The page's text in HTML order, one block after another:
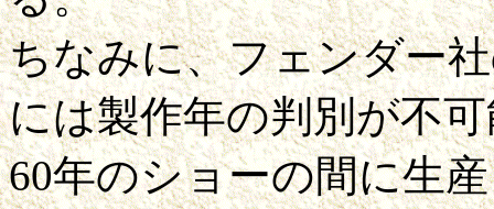
ちなみに、フェンダー
には製作年の判別が不
60年のショーの間に生